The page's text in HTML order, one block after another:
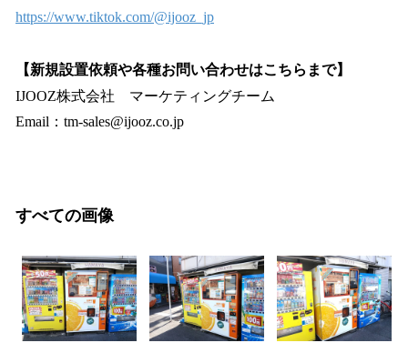
https://www.tiktok.com/@ijooz_jp
【新規設置依頼や各種お問い合わせはこちらまで】
IJOOZ株式会社 マーケティングチーム
Email：tm-sales@ijooz.co.jp
すべての画像